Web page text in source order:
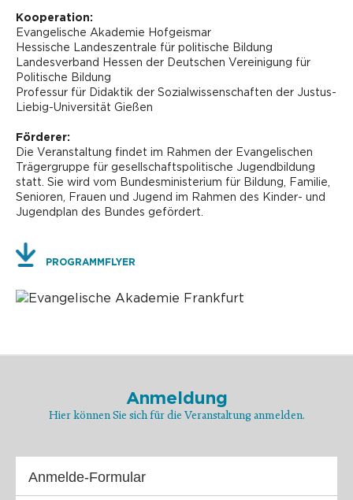
Kooperation:
Evangelische Akademie Hofgeismar
Hessische Landeszentrale für politische Bildung
Landesverband Hessen der Deutschen Vereinigung für
Politische Bildung
Professur für Didaktik der Sozialwissenschaften der Justus-
Liebig-Universität Gießen
Förderer:
Die Veranstaltung findet im Rahmen der Evangelischen
Trägergruppe für gesellschaftspolitische Jugendbildung
statt. Sie wird vom Bundesministerium für Bildung, Familie,
Senioren, Frauen und Jugend im Rahmen des Kinder- und
Jugendplan des Bundes gefördert.
PROGRAMMFLYER
Anmeldung
Hier können Sie sich für die Veranstaltung anmelden.